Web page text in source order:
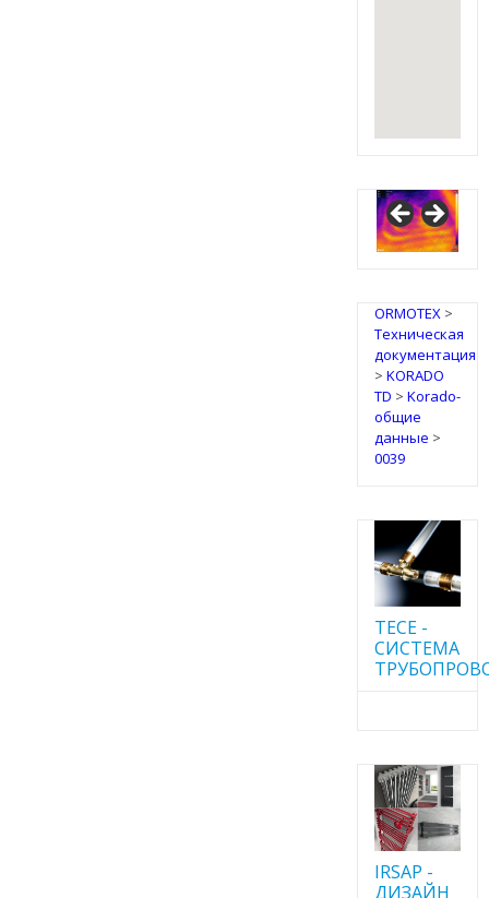
ORMOTEX>
Техническая
документация
> KORADO
TD > Korado-
общие
данные >
0039
TECE -
CИСТЕМА
IRSAP -
ДИЗАЙН